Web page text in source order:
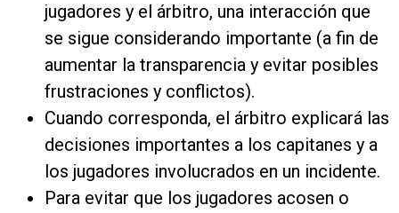
jugadores y el árbitro, una interacción que
se sigue considerando importante (a fin de
aumentar la transparencia y evitar posibles
frustraciones y conflictos).
Cuando corresponda, el árbitro explicará las
decisiones importantes a los capitanes y a
los jugadores involucrados en un incidente.
Para evitar que los jugadores acosen o